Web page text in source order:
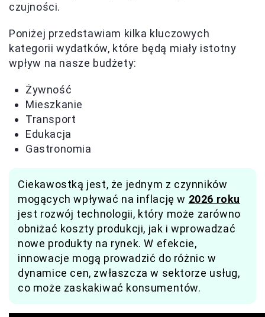
czujności.
Poniżej przedstawiam kilka kluczowych
kategorii wydatków, które będą miały istotny
wpływ na nasze budżety:
Żywność
Mieszkanie
Transport
Edukacja
Gastronomia
Ciekawostką jest, że jednym z czynników
mogących wpływać na inflację w 2026 roku
jest rozwój technologii, który może zarówno
obniżać koszty produkcji, jak i wprowadzać
nowe produkty na rynek. W efekcie,
innowacje mogą prowadzić do różnic w
dynamice cen, zwłaszcza w sektorze usług,
co może zaskakiwać konsumentów.